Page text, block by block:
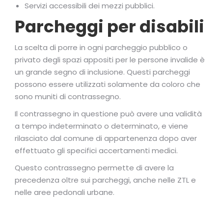
Servizi accessibili dei mezzi pubblici.
Parcheggi per disabili
La scelta di porre in ogni parcheggio pubblico o
privato degli spazi appositi per le persone invalide è
un grande segno di inclusione. Questi parcheggi
possono essere utilizzati solamente da coloro che
sono muniti di contrassegno.
Il contrassegno in questione può avere una validità
a tempo indeterminato o determinato, e viene
rilasciato dal comune di appartenenza dopo aver
effettuato gli specifici accertamenti medici.
Questo contrassegno permette di avere la
precedenza oltre sui parcheggi, anche nelle ZTL e
nelle aree pedonali urbane.